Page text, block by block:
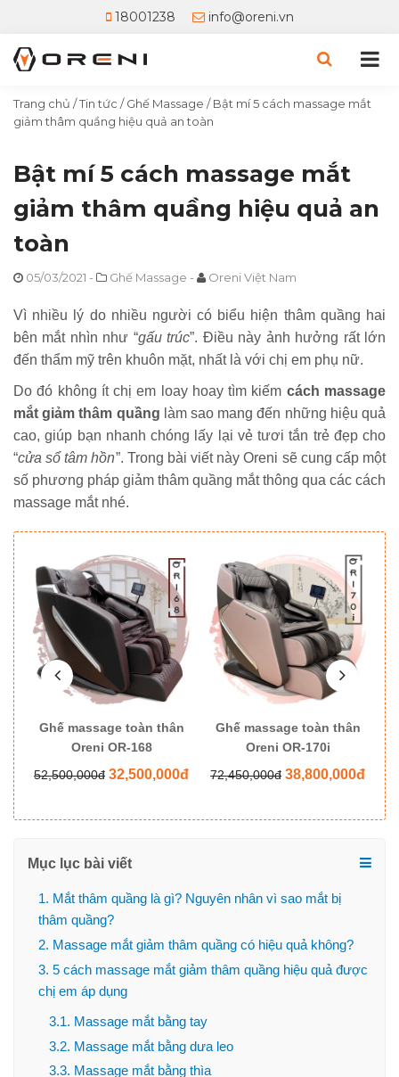
18001238 info@oreni.vn
Trang chủ /Tin tức /Ghế Massage /Bật mí 5 cách massage mắt
giảm thâm quầng hiệu quả an toàn
Bật mí 5 cách massage mắt
giảm thâm quầng hiệu quả an
toàn
05/03/2021 - Ghế Massage - Oreni Việt Nam
Vì nhiều lý do nhiều người có biểu hiện thâm quầng hai
bên mắt nhìn như “gấu trúc”. Điều này ảnh hưởng rất lớn
đến thẩm mỹ trên khuôn mặt, nhất là với chị em phụ nữ.
Do đó không ít chị em loay hoay tìm kiếm cách massage
mắt giảm thâm quầng làm sao mang đến những hiệu quả
cao, giúp bạn nhanh chóng lấy lại vẻ tươi tắn trẻ đẹp cho
“cửa sổ tâm hồn”. Trong bài viết này Oreni sẽ cung cấp một
số phương pháp giảm thâm quầng mắt thông qua các cách
massage mắt nhé.
Ghế massage toàn thân
Oreni OR-168
52,500,000đ 32,500,000đ
Ghế massage toàn thân
Oreni OR-170i
72,450,000đ 38,800,000đ
Mục lục bài viết
1. Mắt thâm quầng là gì? Nguyên nhân vì sao mắt bị
thâm quầng?
2. Massage mắt giảm thâm quầng có hiệu quả không?
3. 5 cách massage mắt giảm thâm quầng hiệu quả được
chị em áp dụng
3.1. Massage mắt bằng tay
3.2. Massage mắt bằng dưa leo
3.3. Massage mắt bằng thìa